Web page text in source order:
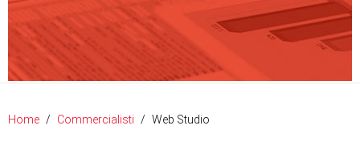
Home Commercialisti Web Studio